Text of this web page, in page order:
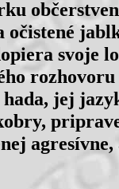
očistené
svoje
hada, jej
agresívne,